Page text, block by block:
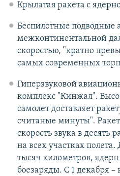
Крылатая ракета с
Беспилотные подводные
межконтинентальной
скоростью, "кратно
самых современных
Гиперзвуковой
комплекс "Кинжал".
самолет доставляет
считаные минуты".
скорость звука в десять
на всех участках полета.
тысяч километров,
боезаряды. С 1 декабря